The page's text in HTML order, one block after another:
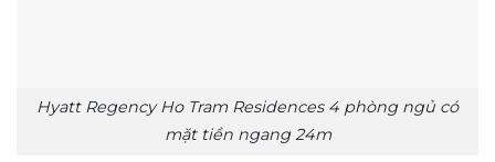
Hyatt Regency Ho Tram Residences 4 phòng ngủ có
mặt tiền ngang 24m